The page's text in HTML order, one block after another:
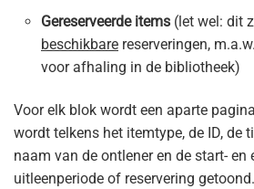
Gereserveerde items (let wel: dit
beschikbare reserveringen,
voor afhaling in de bibliotheek)
Voor elk blok wordt een aparte
wordt telkens het itemtype, de ID, de
naam van de ontlener en de start-
uitleenperiode of reservering getoond.